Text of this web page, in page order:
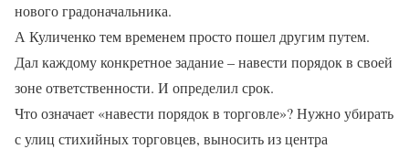
нового градоначальника.
А Куличенко тем временем просто пошел другим путем.
Дал каждому конкретное задание – навести порядок в своей
зоне ответственности. И определил срок.
Что означает «навести порядок в торговле»? Нужно убирать
с улиц стихийных торговцев, выносить из центра